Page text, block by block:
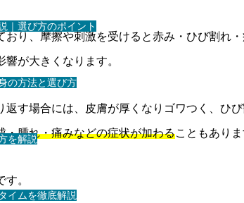
｜選び方のポイント
の方法と選び方
を解説
イムを徹底解説
り、摩擦や刺激を受けると赤み・ひび割
が大きくなります。
す場合には、皮膚が厚くなりゴワつく、ひ
・腫れ・痛みなどの症状が加わることもありま
。